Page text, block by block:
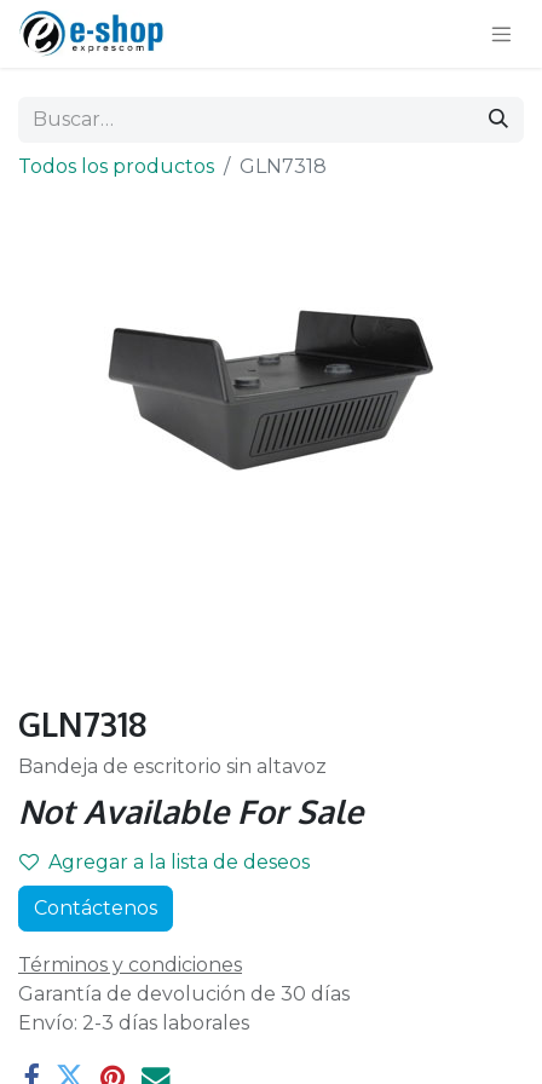
Todos los productos GLN7318
GLN7318
Bandeja de escritorio sin altavoz
Not Available For Sale
Agregar a la lista de deseos
Contáctenos
Términos y condiciones
Garantía de devolución de 30 días
Envío: 2-3 días laborales